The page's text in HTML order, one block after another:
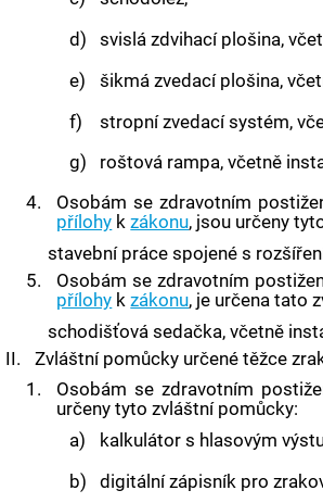
d)
svislá zdvihací plošina,
e)
šikmá zvedací plošina,
f)
stropní zvedací systém,
g)
roštová rampa, včetně
4.
Osobám se zdravotním
přílohy kzákonu, jsou určeny
stavební práce spojené s
5.
Osobám se zdravotním
přílohy kzákonu, je určena tato
schodišťová sedačka, včetně
II.
Zvláštní pomůcky určené těžce
1.
Osobám se zdravotním
určeny tyto zvláštní pomůcky:
a)
kalkulátor s hlasovým
b)
digitální zápisník pro